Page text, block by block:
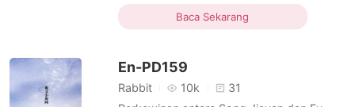
keturunan untuk meneruskan gen-nya.
Cara Lu Xun memilih untuk membantunya
Bangkit Kembali
Perkembangan Diri
Bangkit Kembali
Perkembangan Diri
Baca Sekarang
En-PD159
Rabbit 10k
31